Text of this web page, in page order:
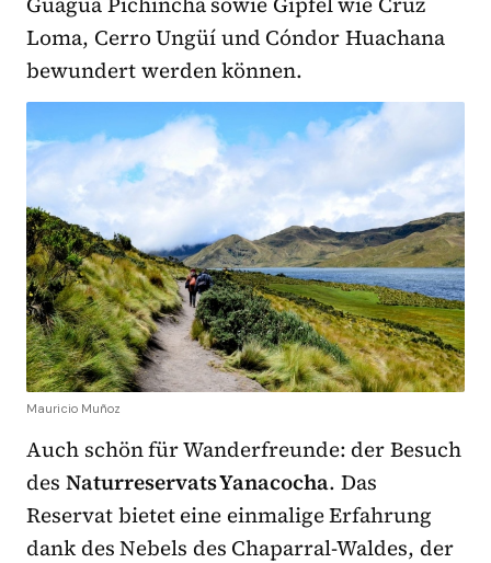
Loma, Cerro Ungüí und Cóndor Huachana
bewundert werden können.
Mauricio Muñoz
Auch schön für Wanderfreunde: der Besuch
des Naturreservats Yanacocha. Das
Reservat bietet eine einmalige Erfahrung
dank des Nebels des Chaparral-Waldes, der